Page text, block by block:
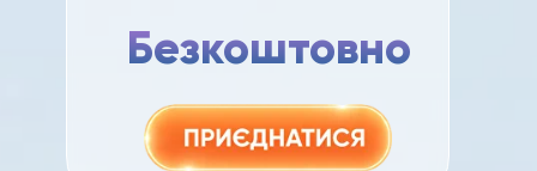
Безкоштовно